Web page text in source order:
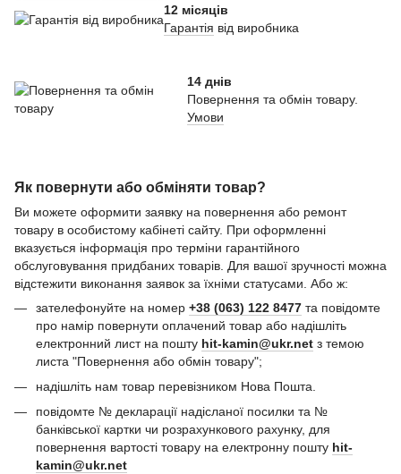
12 місяців
Гарантія від виробника
14 днів
Повернення та обмін товару.
Умови
Як повернути або обміняти товар?
Ви можете оформити заявку на повернення або ремонт
товару в особистому кабінеті сайту. При оформленні
вказується інформація про терміни гарантійного
обслуговування придбаних товарів. Для вашої зручності можна
відстежити виконання заявок за їхніми статусами. Або ж:
зателефонуйте на номер +38 (063) 122 8477 та повідомте
про намір повернути оплачений товар або надішліть
електронний лист на пошту hit-kamin@ukr.net з темою
листа "Повернення або обмін товару";
надішліть нам товар перевізником Нова Пошта.
повідомте № декларації надісланої посилки та №
банківської картки чи розрахункового рахунку, для
повернення вартості товару на електронну пошту hit-
kamin@ukr.net